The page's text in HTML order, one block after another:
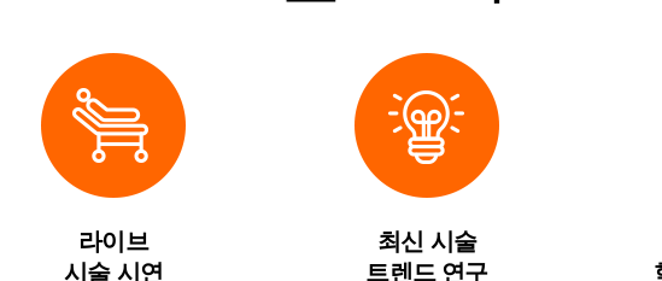
라이브
시술 시연
최신 시술
트렌드 연구